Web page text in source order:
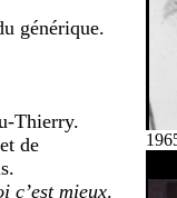
générique.
Thierry.
de
c’est mieux.